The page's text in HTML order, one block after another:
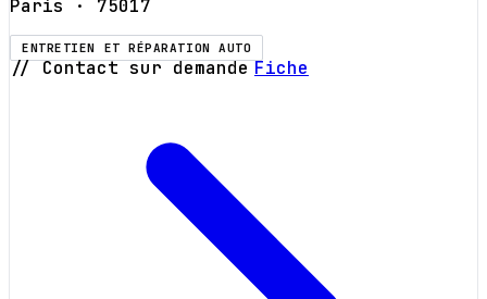
Paris · 75017
ENTRETIEN ET RÉPARATION AUTO
// Contact sur demande Fiche